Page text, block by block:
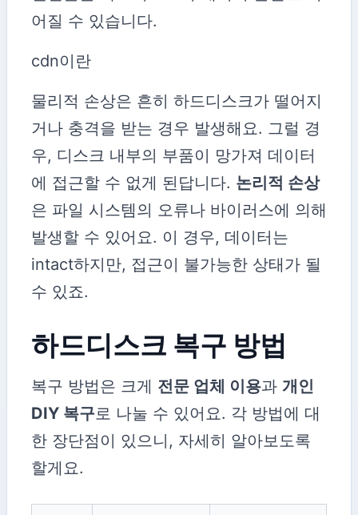
어질 수 있습니다.
cdn이란
물리적 손상은 흔히 하드디스크가 떨어지
거나 충격을 받는 경우 발생해요. 그럴 경
우, 디스크 내부의 부품이 망가져 데이터
에 접근할 수 없게 된답니다. 논리적 손상
은 파일 시스템의 오류나 바이러스에 의해
발생할 수 있어요. 이 경우, 데이터는
intact하지만, 접근이 불가능한 상태가 될
수 있죠.
하드디스크 복구 방법
복구 방법은 크게 전문 업체 이용과 개인
DIY 복구로 나눌 수 있어요. 각 방법에 대
한 장단점이 있으니, 자세히 알아보도록
할게요.